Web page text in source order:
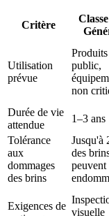
Critère
Utilisation
prévue
public,
non
Durée de vie
attendue
1–3 ans
Tolérance
aux
dommages
des brins
Jusqu'à
des
peuvent
Exigences de
visuelle